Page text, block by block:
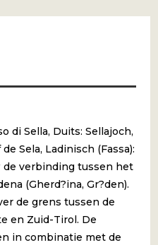
di Sella, Duits: Sellajoch,
Sela, Ladinisch (Fassa):
de verbinding tussen het
(Gherd?ina, Gr?den).
de grens tussen de
en Zuid-Tirol. De
in combinatie met de